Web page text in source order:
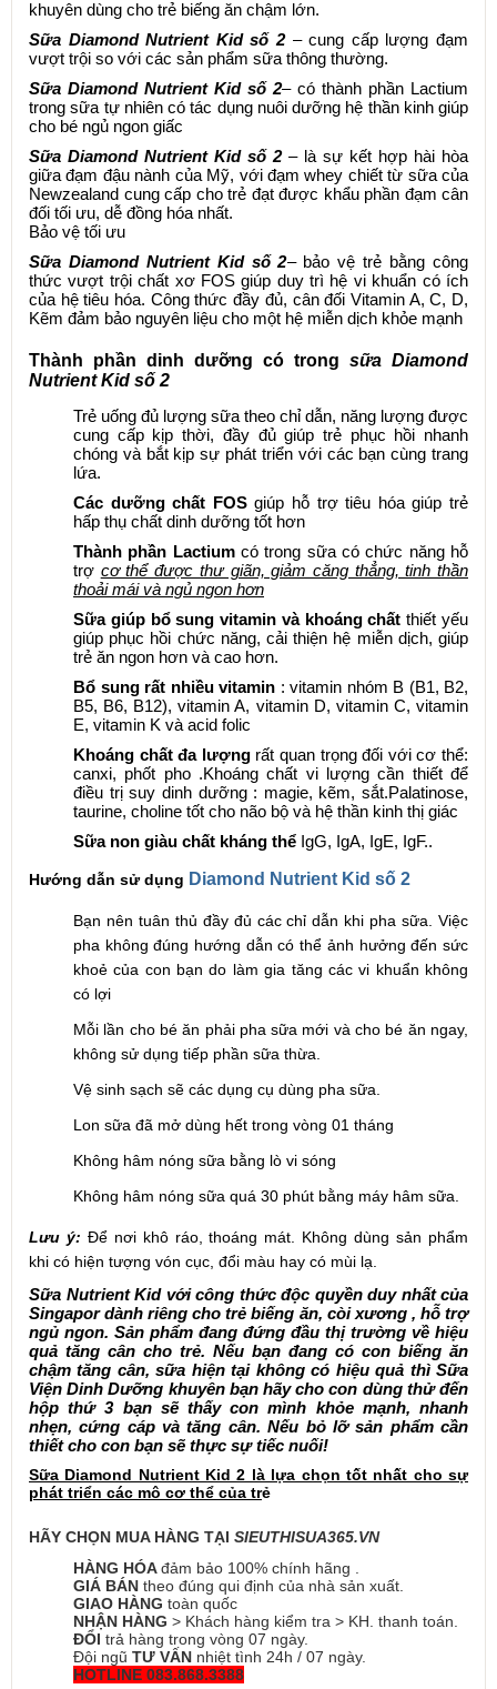
khuyên dùng cho trẻ biếng ăn chậm lớn.
Sữa Diamond Nutrient Kid số 2 – cung cấp lượng đạm
vượt trội so với các sản phẩm sữa thông thường.
Sữa Diamond Nutrient Kid số 2– có thành phần Lactium
trong sữa tự nhiên có tác dụng nuôi dưỡng hệ thần kinh giúp
cho bé ngủ ngon giấc
Sữa Diamond Nutrient Kid số 2– là sự kết hợp hài hòa
giữa đạm đậu nành của Mỹ, với đạm whey chiết từ sữa của
Newzealand cung cấp cho trẻ đạt được khẩu phần đạm cân
đối tối ưu, dễ đồng hóa nhất.
Bảo vệ tối ưu
Sữa Diamond Nutrient Kid số 2– bảo vệ trẻ bằng công
thức vượt trội chất xơ FOS giúp duy trì hệ vi khuẩn có ích
của hệ tiêu hóa. Công thức đầy đủ, cân đối Vitamin A, C, D,
Kẽm đảm bảo nguyên liệu cho một hệ miễn dịch khỏe mạnh
Thành phần dinh dưỡng có trong sữa Diamond
Nutrient Kid số 2
Trẻ uống đủ lượng sữa theo chỉ dẫn, năng lượng được
cung cấp kịp thời, đầy đủ giúp trẻ phục hồi nhanh
chóng và bắt kịp sự phát triển với các bạn cùng trang
lứa.
Các dưỡng chất FOSgiúp hỗ trợ tiêu hóa giúp trẻ
hấp thụ chất dinh dưỡng tốt hơn
Thành phần Lactiumcó trong sữa có chức năng hỗ
trợ cơ thể được thư giãn, giảm căng thẳng, tinh thần
thoải mái và ngủ ngon hơn
Sữa giúp bổ sungvitamin và khoáng chấtthiết yếu
giúp phục hồi chức năng, cải thiện hệ miễn dịch, giúp
trẻ ăn ngon hơn và cao hơn.
Bổ sung rất nhiều vitamin : vitamin nhóm B (B1, B2,
B5, B6, B12), vitamin A, vitamin D, vitamin C, vitamin
E, vitamin K và acid folic
Khoáng chất đa lượngrất quan trọng đối với cơ thể:
canxi, phốt pho .Khoáng chất vi lượng cần thiết để
điều trị suy dinh dưỡng : magie, kẽm, sắt.Palatinose,
taurine, choline tốt cho não bộ và hệ thần kinh thị giác
Sữa non giàu chất kháng thể IgG, IgA, IgE, IgF..
Hướng dẫn sử dụng Diamond Nutrient Kid số 2
Bạn nên tuân thủ đầy đủ các chỉ dẫn khi pha sữa. Việc
pha không đúng hướng dẫn có thể ảnh hưởng đến sức
khoẻ của con bạn do làm gia tăng các vi khuẩn không
có lợi
Mỗi lần cho bé ăn phải pha sữa mới và cho bé ăn ngay,
không sử dụng tiếp phần sữa thừa.
Vệ sinh sạch sẽ các dụng cụ dùng pha sữa.
Lon sữa đã mở dùng hết trong vòng 01 tháng
Không hâm nóng sữa bằng lò vi sóng
Không hâm nóng sữa quá 30 phút bằng máy hâm sữa.
Lưu ý: Để nơi khô ráo, thoáng mát. Không dùng sản phẩm
khi có hiện tượng vón cục, đổi màu hay có mùi lạ.
Sữa Nutrient Kid với công thức độc quyền duy nhất của
Singapor dành riêng cho trẻ biếng ăn, còi xương , hỗ trợ
ngủ ngon. Sản phẩm đang đứng đầu thị trường về hiệu
quả tăng cân cho trẻ. Nếu bạn đang có con biếng ăn
chậm tăng cân, sữa hiện tại không có hiệu quả thì Sữa
Viện Dinh Dưỡng khuyên bạn hãy cho con dùng thử đến
hộp thứ 3 bạn sẽ thấy con mình khỏe mạnh, nhanh
nhẹn, cứng cáp và tăng cân. Nếu bỏ lỡ sản phẩm cần
thiết cho con bạn sẽ thực sự tiếc nuối!
Sữa Diamond Nutrient Kid 2 là lựa chọn tốt nhất cho sự
phát triển các mô cơ thể của trẻ
HÃY CHỌN MUA HÀNG TẠI SIEUTHISUA365.VN
HÀNG HÓAđảm bảo 100% chính hãng .
GIÁ BÁN theo đúng qui định của nhà sản xuất.
GIAO HÀNG toàn quốc
NHẬN HÀNG > Khách hàng kiểm tra > KH. thanh toán.
ĐỔI trả hàng trong vòng 07 ngày.
Đội ngũ TƯ VẤN nhiệt tình 24h / 07 ngày.
HOTLINE 083.868.3388